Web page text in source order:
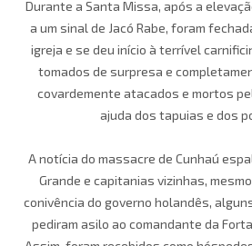
Durante a Santa Missa, após a
a um sinal de Jacó Rabe, foram
igreja e se deu início à terrível
tomados de surpresa e
covardemente atacados e mortos
ajuda dos tapuias e dos
A notícia do massacre de Cunhaú
Grande e capitanias vizinhas,
conivência do governo holandês,
pediram asilo ao comandante da